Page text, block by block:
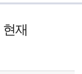
재